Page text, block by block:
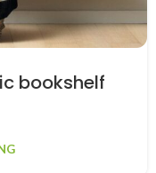
bookshelf